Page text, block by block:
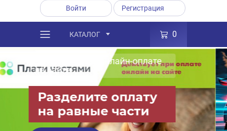
Войти Регистрация
КАТАЛОГ 0
Большой
ассортимент АКБ
на любой
автомобиль